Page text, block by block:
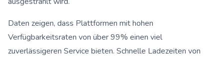
Daten zeigen, dass Plattformen mit hohen
Verfügbarkeitsraten von über 99% einen viel
zuverlässigeren Service bieten. Schnelle Ladezeiten von